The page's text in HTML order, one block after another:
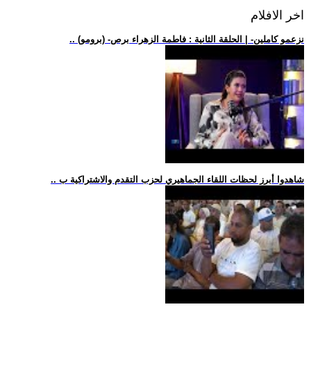
اخر الافلام
.. (برومو) -نزعمو كاملين- | الحلقة الثانية : فاطمة الزهراء برص
.. شاهدوا أبرز لحظات اللقاء الجماهيري لحزب التقدم والاشتراكية ب